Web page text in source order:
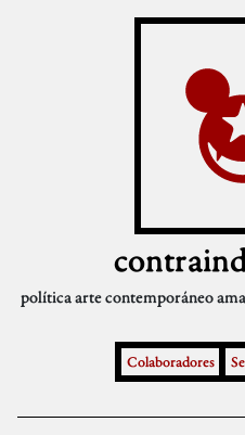
políticaarte contemporáneo
Colaboradores